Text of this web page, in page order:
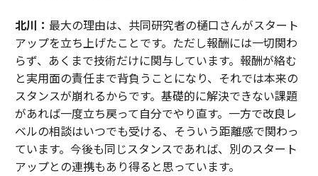
北川： 最大の理由は、共同研究者の樋口さんがスタート
アップを立ち上げたことです。ただし報酬には一切関わ
らず、あくまで技術だけに関与しています。報酬が絡む
と実用面の責任まで背負うことになり、それでは本来の
スタンスが崩れるからです。基礎的に解決できない課題
があれば一度立ち戻って自分でやり直す。一方で改良レ
ベルの相談はいつでも受ける、そういう距離感で関わっ
ています。今後も同じスタンスであれば、別のスタート
アップとの連携もあり得ると思っています。